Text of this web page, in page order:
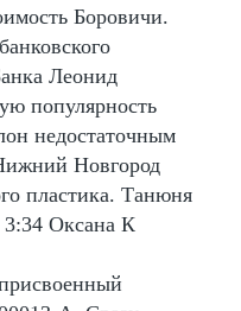
Боровичи.
Леонид
популярность
недостаточным
Новгород
пластика. Танюня
3:34 Оксана К